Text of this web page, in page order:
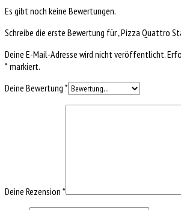
Es gibt noch keine Bewertungen.
Schreibe die erste Bewertung für „Pizza Quattro
Deine E-Mail-Adresse wird nicht veröffentlicht.
*markiert.
Deine Bewertung *
Deine Rezension *